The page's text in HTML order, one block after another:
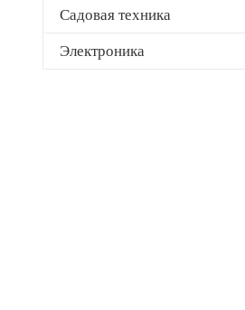
Садовая техника
Электроника